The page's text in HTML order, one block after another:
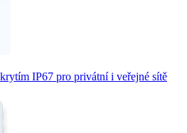
IP67 pro privátní i veřejné sítě